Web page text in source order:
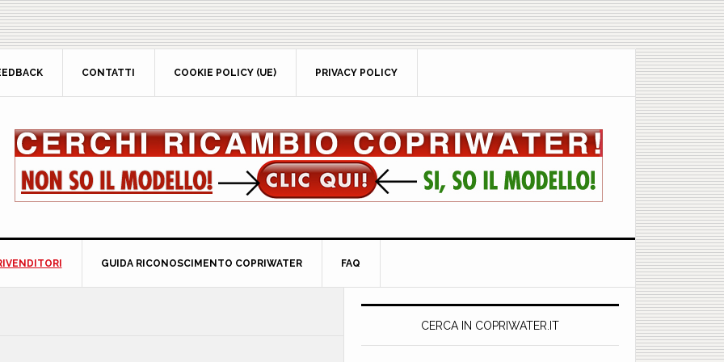
CONTATTI COOKIE POLICY (UE) PRIVACY POLICY
GUIDA RICONOSCIMENTO COPRIWATER FAQ
Primary
SidebarCERCA IN COPRIWATER.IT